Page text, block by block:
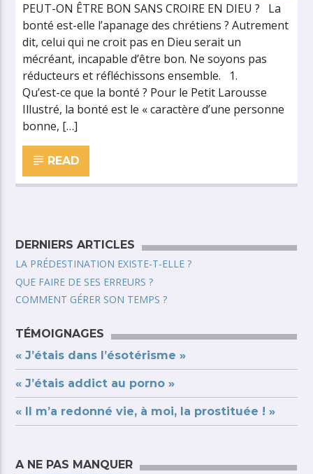
PEUT-ON ÊTRE BON SANS CROIRE EN DIEU ? La
bonté est-elle l’apanage des chrétiens ? Autrement
dit, celui qui ne croit pas en Dieu serait un
mécréant, incapable d’être bon. Ne soyons pas
réducteurs et réfléchissons ensemble. 1.
Qu’est-ce que la bonté ? Pour le Petit Larousse
Illustré, la bonté est le « caractère d’une personne
bonne, […]
READ
DERNIERS ARTICLES
LA PRÉDESTINATION EXISTE-T-ELLE ?
QUE FAIRE DE SES ERREURS ?
COMMENT GÉRER SON TEMPS ?
TÉMOIGNAGES
« J’étais dans l’ésotérisme »
« J’étais addict au porno »
« Il m’a redonné vie, à moi, la prostituée ! »
A NE PAS MANQUER